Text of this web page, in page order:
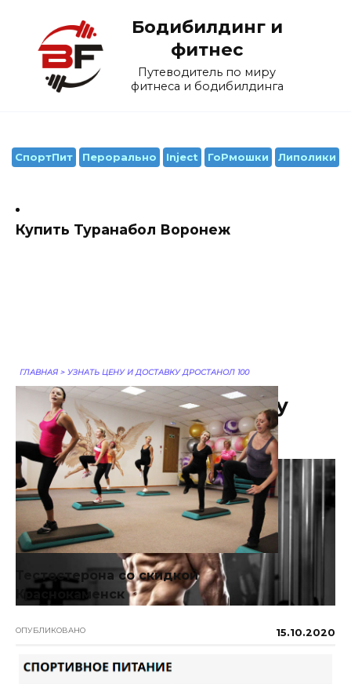
содержанию
Бодибилдинг и
фитнес
Путеводитель по миру
фитнеса и бодибилдинга
СпортПит Перорально Inject ГоРмошки Липолики
ГЛАВНАЯ > УЗНАТЬ ЦЕНУ И ДОСТАВКУ ДРОСТАНОЛ 100
Узнать Цену И Доставку
Дростанол 100
ОПУБЛИКОВАНО 15.10.2020
Купить Туранабол Воронеж
Тестостерона со скидкой
Краснокаменск